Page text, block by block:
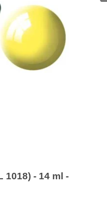
1018) - 14 ml -